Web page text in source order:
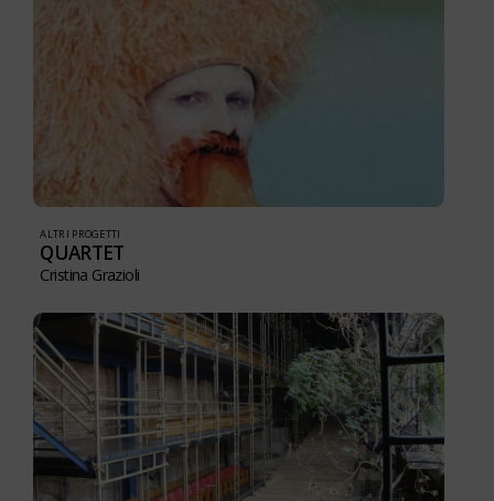
ALTRI PROGETTI
QUARTET
Cristina Grazioli